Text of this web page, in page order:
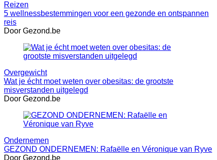
Reizen
5 wellnessbestemmingen voor een gezonde en ontspannen
reis
Door Gezond.be
Overgewicht
Wat je écht moet weten over obesitas: de grootste
misverstanden uitgelegd
Door Gezond.be
Ondernemen
GEZOND ONDERNEMEN: Rafaëlle en Véronique van Ryve
Door Gezond.be